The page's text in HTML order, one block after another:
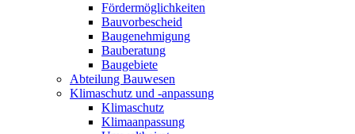
Fördermöglichkeiten
Bauvorbescheid
Baugenehmigung
Bauberatung
Baugebiete
Abteilung Bauwesen
Klimaschutz und -anpassung
Klimaschutz
Klimaanpassung